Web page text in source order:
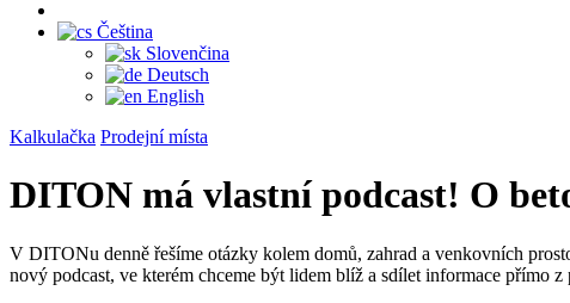
Čeština
Slovenčina
Deutsch
English
Kalkulačka Prodejní místa
DITON má vlastní podcast! O
V DITONu denně řešíme otázky kolem domů, zahrad a venkovních
nový podcast, ve kterém chceme být lidem blíž a sdílet informace přímo z